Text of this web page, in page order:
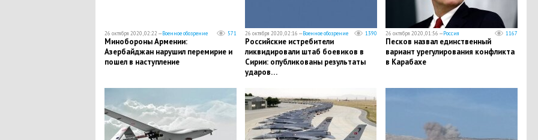
26 октября 2020, 02:22 —Военное обозрение 571
​Минобороны Армении:
Азербайджан нарушил перемирие и
пошел в наступление
26 октября 2020, 02:16 —Военное обозрение 1390
​Российские истребители
ликвидировали штаб боевиков в
Сирии: опубликованы результаты
ударов…
26 октября 2020, 01:56 —Россия 1167
​Песков назвал единственный
вариант урегулирования конфликта
в Карабахе